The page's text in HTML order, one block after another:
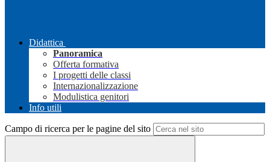
Didattica
Panoramica
Offerta formativa
I progetti delle classi
Internazionalizzazione
Modulistica genitori
Info utili
Campo di ricerca per le pagine del sito